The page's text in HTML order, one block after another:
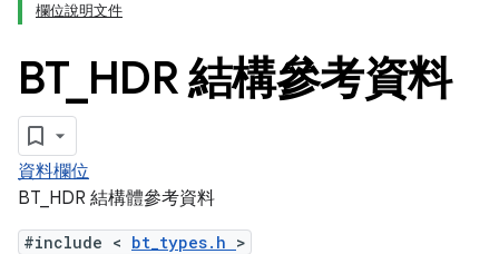
欄位說明文件
BT_ HDR 結構參考資料
資料欄位
BT_HDR 結構體參考資料
#include < bt_types.h >